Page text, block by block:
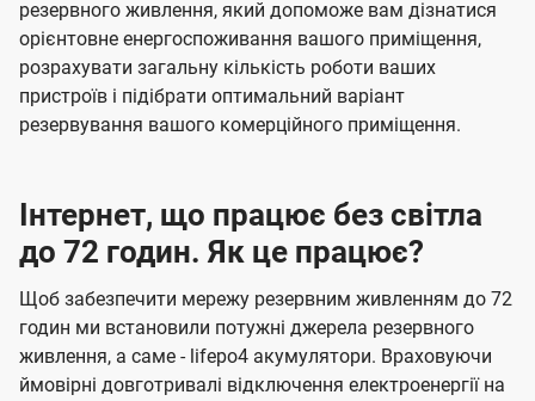
резервного живлення, який допоможе вам дізнатися
орієнтовне енергоспоживання вашого приміщення,
розрахувати загальну кількість роботи ваших
пристроїв і підібрати оптимальний варіант
резервування вашого комерційного приміщення.
Інтернет, що працює без світла
до 72 годин. Як це працює?
Щоб забезпечити мережу резервним живленням до 72
годин ми встановили потужні джерела резервного
живлення, а саме - lifepo4 акумулятори. Враховуючи
ймовірні довготривалі відключення електроенергії на